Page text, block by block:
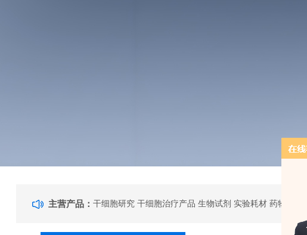
主营产品：干细胞研究 干细胞治疗产品 生物试剂 实验耗材 药物研发